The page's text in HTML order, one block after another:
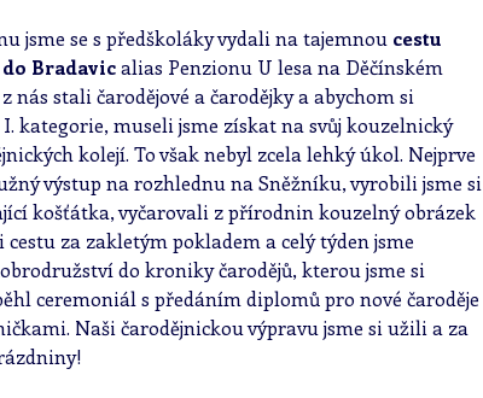
jsme se s předškoláky vydali na tajemnou cestu
Bradavicalias Penzionu U lesa na Děčínském
nás stali čarodějové a čarodějky a abychom si
kategorie, museli jsme získat na svůj kouzelnický
kolejí. To však nebyl zcela lehký úkol. Nejprve
výstup na rozhlednu na Sněžníku, vyrobili jsme si
košťátka, vyčarovali z přírodnin kouzelný obrázek
za zakletým pokladem a celý týden jsme
do kroniky čarodějů, kterou jsme si
ceremoniál s předáním diplomů pro nové čaroděje
Naši čarodějnickou výpravu jsme si užili a za